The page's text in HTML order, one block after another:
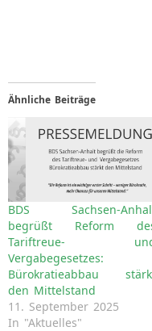
Ähnliche Beiträge
BDS Sachsen-
begrüßt Reform
Tariftreue-
Vergabegesetzes:
Bürokratieabbau
den Mittelstand
11. September 2025
In "Aktuelles"